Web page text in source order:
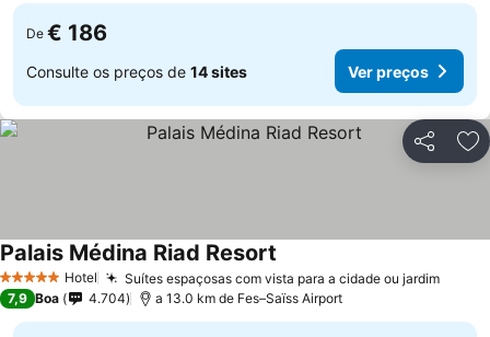
De € 186
Consulte os preços de 14 sites Ver preços
Partilhar
5 Estrelas Hotel Suítes espaçosas com vista para a cidade ou jardimVer
Palais Médina Riad Resort
7,9 Boa 4.704 a 13.0 km de Fes–Saïss Airport